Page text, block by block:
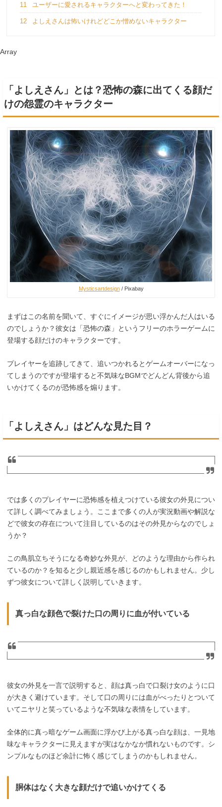
11 ユーザーに愛されるキャラクターへと変わってきた！
12 よしえさんは怖いけれどどこか憎めないキャラクター
Array
「よしえさん」とは？恐怖の森に出てくる顔だ
けの怨霊のキャラクター
Mysticsartdesign/ Pixabay
まずはこの名前を聞いて、すぐにイメージが思い浮かんだ人はいる
のでしょうか？彼女は「恐怖の森」というフリーのホラーゲームに
登場する顔だけのキャラクターです。
プレイヤーを追跡してきて、追いつかれるとゲームオーバーになっ
てしまうのですが登場すると不気味なBGMでどんどん背後から追
いかけてくるのが恐怖感を煽ります。
「よしえさん」はどんな見た目？
では多くのプレイヤーに恐怖感を植えつけている彼女の外見につい
て詳しく調べてみましょう。ここまで多くの人が実況動画や解説な
どで彼女の存在について注目しているのはその外見からなのでしょ
うか？
この鳥肌立ちそうになる奇妙な外見が、どのような理由から作られ
ているのか？を知ると少し親近感を感じるのかもしれません。少し
ずつ彼女について詳しく説明していきます。
真っ白な顔色で裂けた口の周りに血が付いている
彼女の外見を一言で説明すると、顔は真っ白で口裂け女のように口
が大きく避けています。そして口の周りには血がべったりとついて
いてニヤリと笑っているような不気味な表情をしています。
全体的に真っ暗なゲーム画面に浮かび上がる真っ白な顔は、一見地
味なキャラクターに見えますが実はなかなか慣れないものです。シ
ンプルなものほど余計に怖く感じてしまうのかもしれません。
胴体はなく大きな顔だけで追いかけてくる